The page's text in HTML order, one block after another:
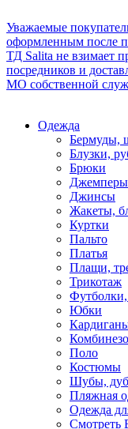
Уважаемые
оформленным после
ТД Salita не взимает
посредников и
МО собственной
Одежда
Бермуды,
Блузки,
Брюки
Джемперы
Джинсы
Жакеты,
Куртки
Пальто
Платья
Плащи,
Трикотаж
Юбки
Поло
Костюмы
Шубы,
Пляжная
Одежда
Смотреть